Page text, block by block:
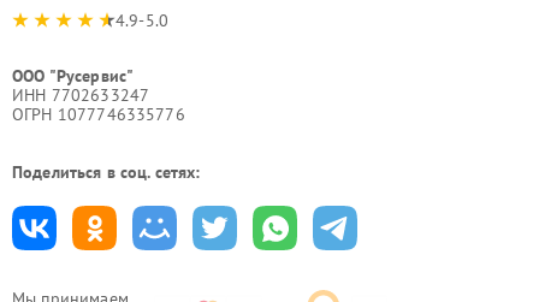
4.9-5.0
ООО "Русервис"
ИНН 7702633247
ОГРН 1077746335776
Поделиться в соц. сетях: